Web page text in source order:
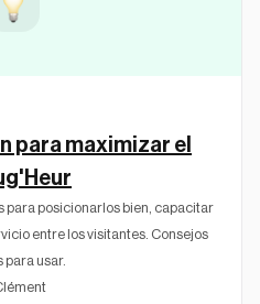
para maximizar el
para posicionarlos bien, capacitar
entre los visitantes. Consejos
usar.